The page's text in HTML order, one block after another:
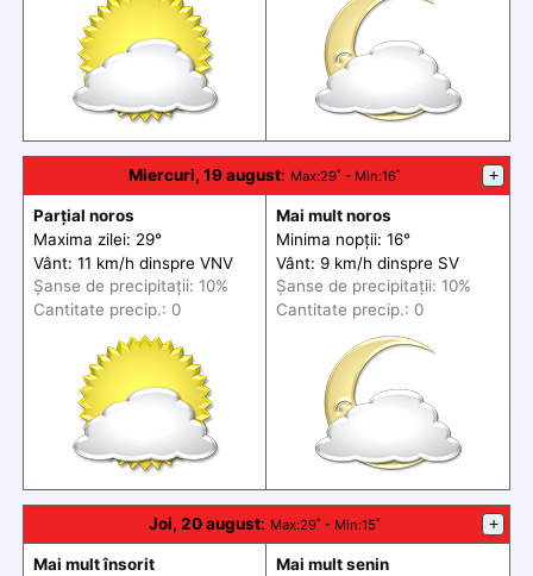
Miercuri, 19 august: Max:29˚ - Min:16˚ +
Parțial noros
Maxima zilei: 29°
Vânt: 11 km/h dinspre VNV
Șanse de precipitații: 10%
Cantitate precip.: 0
Mai mult noros
Minima nopții: 16°
Vânt: 9 km/h dinspre SV
Șanse de precipitații: 10%
Cantitate precip.: 0
Joi, 20 august: Max:29˚ - Min:15˚ +
Mai mult însorit
Mai mult senin